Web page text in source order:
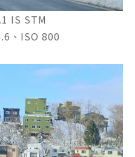
IS STM
、ISO 800